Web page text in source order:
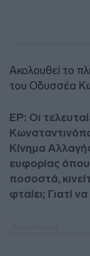
Ακολουθεί το
του Οδυσσέα
ΕΡ: Οι
Κίνημα
ευφορίας
ποσοστά,
φταίει; Γιατί